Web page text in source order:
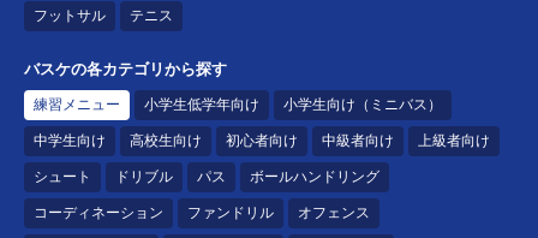
フットサル テニス
バスケの各カテゴリから探す
練習メニュー 小学生低学年向け 小学生向け（ミニバス）
中学生向け 高校生向け 初心者向け 中級者向け 上級者向け
シュート ドリブル パス ボールハンドリング
コーディネーション ファンドリル オフェンス